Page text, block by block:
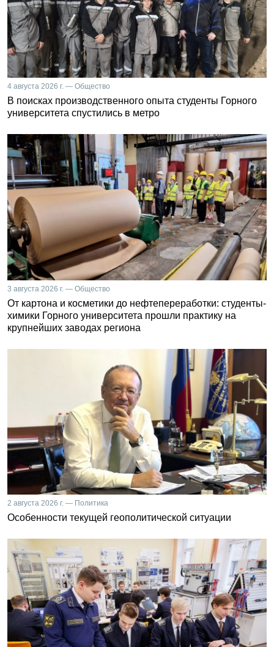
4 августа 2026 г. — Общество
В поисках производственного опыта студенты Горного
университета спустились в метро
3 августа 2026 г. — Общество
От картона и косметики до нефтепереработки: студенты-
химики Горного университета прошли практику на
крупнейших заводах региона
2 августа 2026 г. — Политика
Особенности текущей геополитической ситуации